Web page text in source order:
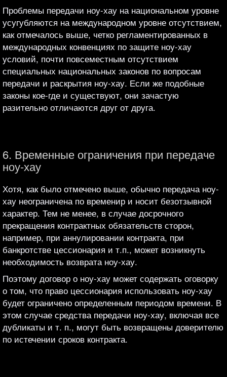
Проблемы передачи ноу-хау на национальном уровне
усугубляются на международном уровне отсутствием,
как отмечалось выше, четко регламентированных в
международных конвенциях по защите ноу-хау
условий, почти повсеместным отсутствием
специальных национальных законов по вопросам
передачи и раскрытия ноу-хау. Если же подобные
законы кое-где и существуют, они зачастую
разительно отличаются друг от друга.
6. Временные ограничения при передаче
ноу-хау
Хотя, как было отмечено выше, обычно передача ноу-
хау неограничена по временир и носит безотзывной
характер. Тем не менее, в случае досрочного
прекращения контрактных обязательств сторон,
например, при аннулировании контракта, при
банкротстве цессионария и т.п., может возникнуть
необходимость возврата ноу-хау.
Поэтому договор о ноу-хау может содержать оговорку
о том, что право цессионария использовать ноу-хау
будет ограничено определенным периодом времени. В
этом случае средства передачи ноу-хау, включая все
дубликаты и т. п., могут быть возвращены доверителю
по истечении сроков контракта.